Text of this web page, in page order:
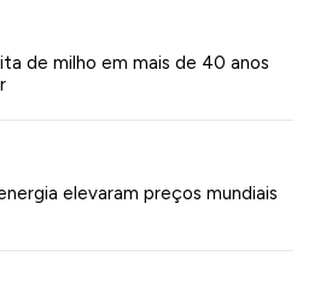
de milho em mais de 40 anos
elevaram preços mundiais